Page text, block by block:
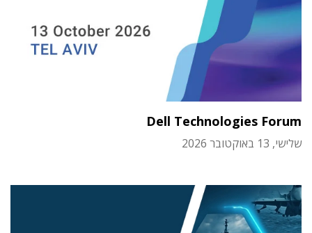
Dell Technologies Forum
שלישי, 13 באוקטובר 2026